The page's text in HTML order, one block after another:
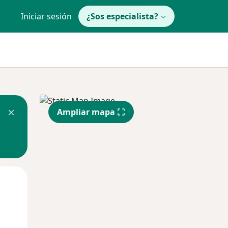
Iniciar sesión ¿Sos especialista?
Ampliar mapa